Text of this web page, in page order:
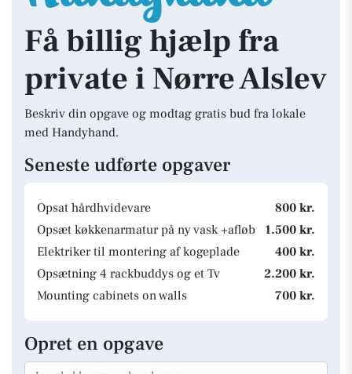
Få billig hjælp fra
private i Nørre Alslev
Beskriv din opgave og modtag gratis bud fra lokale
med Handyhand.
Seneste udførte opgaver
Opsat hårdhvidevare
800 kr.
Opsæt køkkenarmatur på ny vask +afløb
1.500 kr.
Elektriker til montering af kogeplade
400 kr.
Opsætning 4 rackbuddys og et Tv
2.200 kr.
Mounting cabinets on walls
700 kr.
Opret en opgave